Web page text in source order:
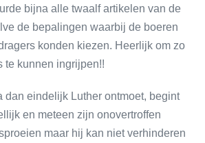
bijna alle twaalf artikelen van de
de bepalingen waarbij de boeren
konden kiezen. Heerlijk om zo
te kunnen ingrijpen!!
dan eindelijk Luther ontmoet, begint
en meteen zijn onovertroffen
maar hij kan niet verhinderen